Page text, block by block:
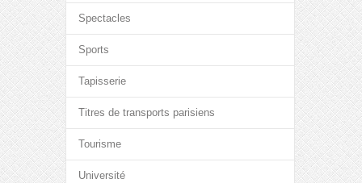
Spectacles
Sports
Tapisserie
Titres de transports parisiens
Tourisme
Université